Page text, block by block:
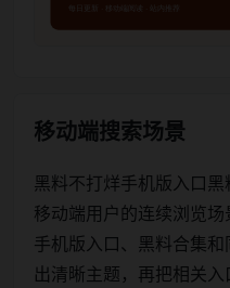
移动端搜索场景
黑料不打烊手机版入口
移动端用户的连续浏览
手机版入口、黑料合集
出清晰主题，再把相关